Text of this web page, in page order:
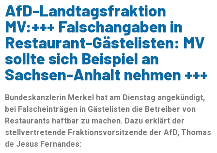
AfD-Landtagsfraktion
MV:+++ Falschangaben in
Restaurant-Gästelisten: MV
sollte sich Beispiel an
Sachsen-Anhalt nehmen +++
Bundeskanzlerin Merkel hat am Dienstag angekündigt,
bei Falscheinträgen in Gästelisten die Betreiber von
Restaurants haftbar zu machen. Dazu erklärt der
stellvertretende Fraktionsvorsitzende der AfD, Thomas
de Jesus Fernandes: